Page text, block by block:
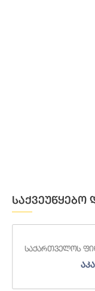
საქვეუწყებო
სამინისტროს